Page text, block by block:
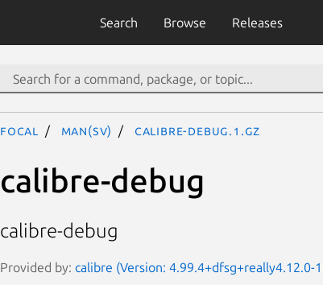
Search Browse Releases
focal man(sv) calibre-debug.1.gz
calibre-debug
calibre-debug
Provided by: calibre (Version: 4.99.4+dfsg+really4.12.0-